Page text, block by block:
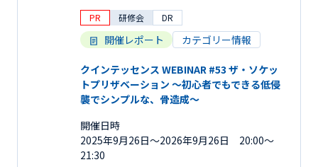
PR 研修会 DR
開催レポート カテゴリー情報
クインテッセンス WEBINAR #53 ザ・ソケッ
トプリザベーション 〜初心者でもできる低侵
襲でシンプルな、骨造成〜
開催日時
2025年9月26日〜2026年9月26日 20:00～
21:30